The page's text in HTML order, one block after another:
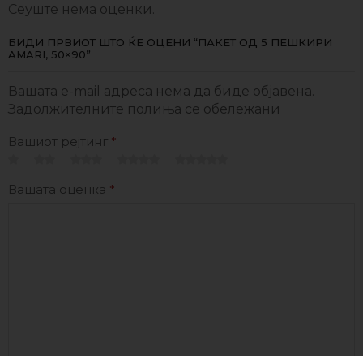
Сеуште нема оценки.
БИДИ ПРВИОТ ШТО ЌЕ ОЦЕНИ “ПАКЕТ ОД 5 ПЕШКИРИ
AMARI, 50×90”
Вашата e-mail адреса нема да биде објавена.
Задолжителните полиња се обележани
Вашиот рејтинг *
Вашата оценка *